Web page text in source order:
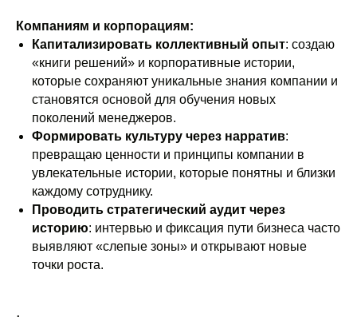
Компаниям и корпорациям:
Капитализировать коллективный опыт: создаю
«книги решений» и корпоративные истории,
которые сохраняют уникальные знания компании и
становятся основой для обучения новых
поколений менеджеров.
Формировать культуру через нарратив:
превращаю ценности и принципы компании в
увлекательные истории, которые понятны и близки
каждому сотруднику.
Проводить стратегический аудит через
историю: интервью и фиксация пути бизнеса часто
выявляют «слепые зоны» и открывают новые
точки роста.
.